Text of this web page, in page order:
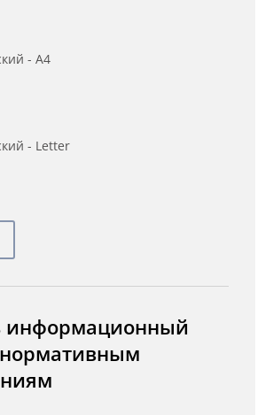
- A4
- Letter
информационный